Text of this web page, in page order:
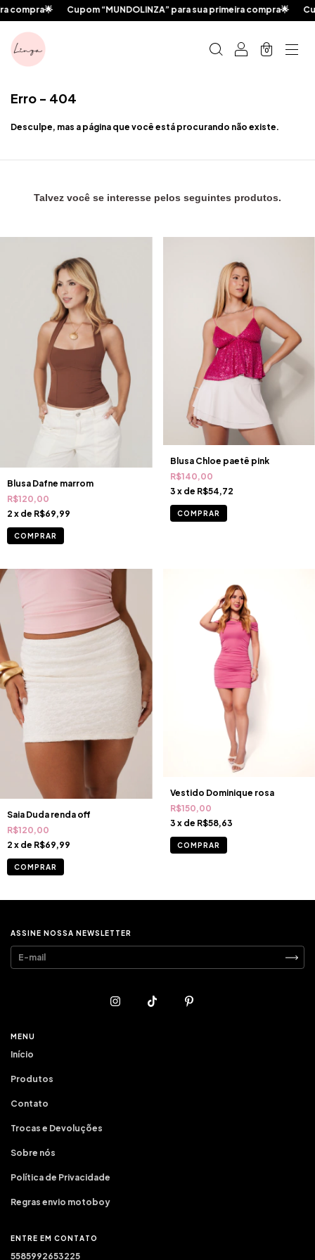
Cupom “MUNDOLINZA” para sua primeira compra🌟
0
Erro - 404
Desculpe, mas a página que você está procurando não existe.
Talvez você se interesse pelos seguintes produtos.
Blusa Dafne marrom
R$120,00
2 x de R$69,99
COMPRAR
Blusa Chloe paetê pink
R$140,00
3 x de R$54,72
COMPRAR
Saia Duda renda off
R$120,00
2 x de R$69,99
COMPRAR
Vestido Dominique rosa
R$150,00
3 x de R$58,63
COMPRAR
ASSINE NOSSA NEWSLETTER
MENU
Início
Produtos
Contato
Trocas e Devoluções
Sobre nós
Política de Privacidade
Regras envio motoboy
ENTRE EM CONTATO
5585992653225